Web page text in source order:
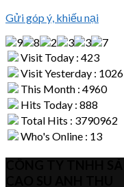
Gửi góp ý, khiếu nại
Visit Today : 423
Visit Yesterday : 1026
This Month : 4960
Hits Today : 888
Total Hits : 3790962
Who's Online : 13